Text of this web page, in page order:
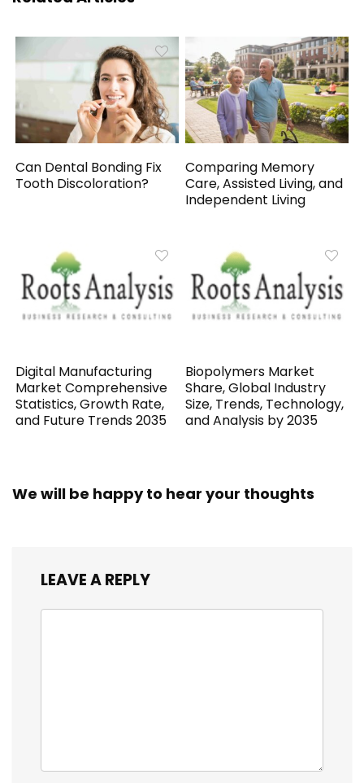
Can Dental Bonding Fix
Tooth Discoloration?
Comparing Memory
Care, Assisted Living, and
Independent Living
Digital Manufacturing
Market Comprehensive
Statistics, Growth Rate,
and Future Trends 2035
Biopolymers Market
Share, Global Industry
Size, Trends, Technology,
and Analysis by 2035
We will be happy to hear your thoughts
LEAVE A REPLY